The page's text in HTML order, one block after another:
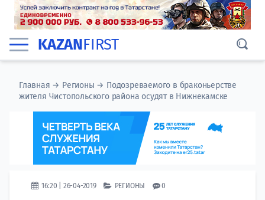
KAZANFIRST
Главная → Регионы → Подозреваемого в браконьерстве
жителя Чистопольского района осудят в Нижнекамске
16:20 | 26-04-2019 РЕГИОНЫ 0